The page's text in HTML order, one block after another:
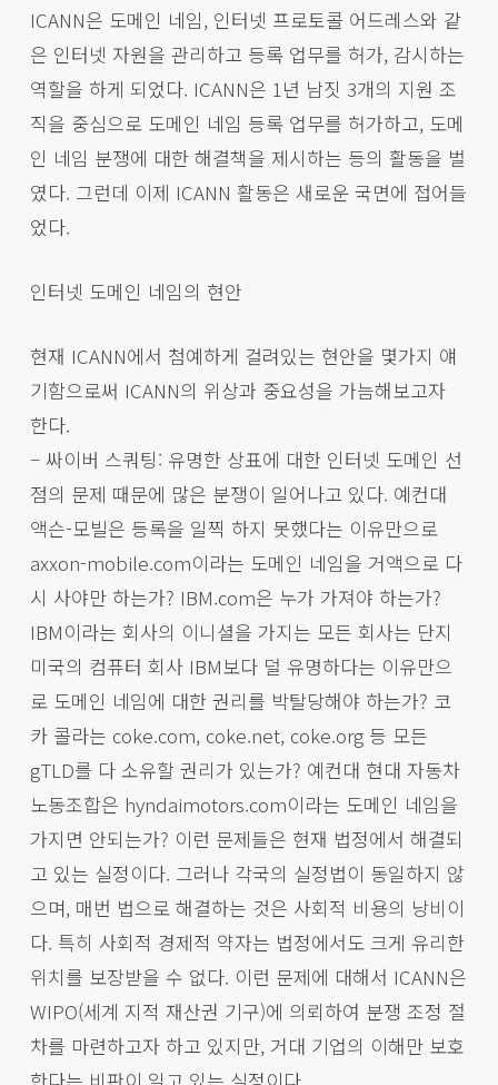
ICANN은 도메인 네임, 인터넷 프로토콜 어드레스와 같
은 인터넷 자원을 관리하고 등록 업무를 허가, 감시하는
역할을 하게 되었다. ICANN은 1년 남짓 3개의 지원 조
직을 중심으로 도메인 네임 등록 업무를 허가하고, 도메
인 네임 분쟁에 대한 해결책을 제시하는 등의 활동을 벌
였다. 그런데 이제 ICANN 활동은 새로운 국면에 접어들
었다.
인터넷 도메인 네임의 현안
현재 ICANN에서 첨예하게 걸려있는 현안을 몇가지 얘
기함으로써 ICANN의 위상과 중요성을 가늠해보고자
한다.
– 싸이버 스쿼팅: 유명한 상표에 대한 인터넷 도메인 선
점의 문제 때문에 많은 분쟁이 일어나고 있다. 예컨대
액슨-모빌은 등록을 일찍 하지 못했다는 이유만으로
axxon-mobile.com이라는 도메인 네임을 거액으로 다
시 사야만 하는가? IBM.com은 누가 가져야 하는가?
IBM이라는 회사의 이니셜을 가지는 모든 회사는 단지
미국의 컴퓨터 회사 IBM보다 덜 유명하다는 이유만으
로 도메인 네임에 대한 권리를 박탈당해야 하는가? 코
카 콜라는 coke.com, coke.net, coke.org 등 모든
gTLD를 다 소유할 권리가 있는가? 예컨대 현대 자동차
노동조합은 hyndaimotors.com이라는 도메인 네임을
가지면 안되는가? 이런 문제들은 현재 법정에서 해결되
고 있는 실정이다. 그러나 각국의 실정법이 동일하지 않
으며, 매번 법으로 해결하는 것은 사회적 비용의 낭비이
다. 특히 사회적 경제적 약자는 법정에서도 크게 유리한
위치를 보장받을 수 없다. 이런 문제에 대해서 ICANN은
WIPO(세계 지적 재산권 기구)에 의뢰하여 분쟁 조정 절
차를 마련하고자 하고 있지만, 거대 기업의 이해만 보호